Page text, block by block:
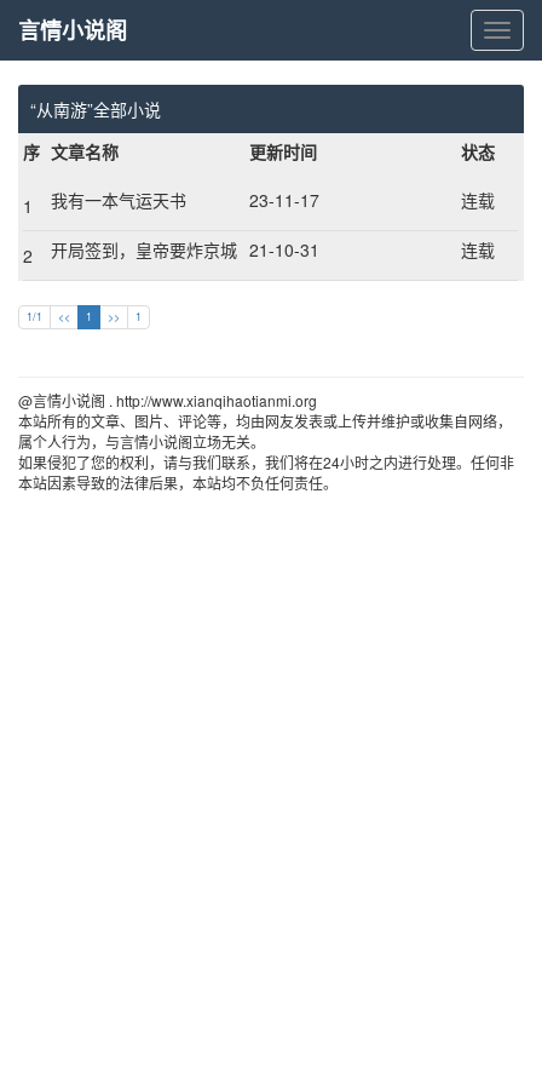
言
情
小
阁
言情小说阁
“从南游”全部小说
序 文章名称 更新时间 状态
1 我有一本气运天书 23-11-17 连载
2 开局签到，皇帝要炸京城 21-10-31 连载
1/1 << 1 >> 1
@言情小说阁 . http://www.xianqihaotianmi.org
本站所有的文章、图片、评论等，均由网友发表或上传并维护或收集自网络，
属个人行为，与言情小说阁立场无关。
如果侵犯了您的权利，请与我们联系，我们将在24小时之内进行处理。任何非
本站因素导致的法律后果，本站均不负任何责任。